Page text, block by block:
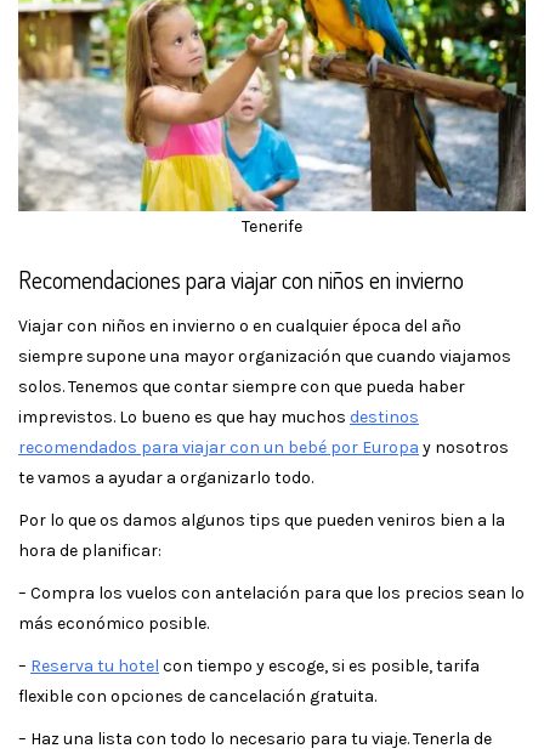
Tenerife
Recomendaciones para viajar con niños en invierno
Viajar con niños en invierno o en cualquier época del año
siempre supone una mayor organización que cuando viajamos
solos. Tenemos que contar siempre con que pueda haber
imprevistos. Lo bueno es que hay muchos destinos
recomendados para viajar con un bebé por Europa y nosotros
te vamos a ayudar a organizarlo todo.
Por lo que os damos algunos tips que pueden veniros bien a la
hora de planificar:
– Compra los vuelos con antelación para que los precios sean lo
más económico posible.
– Reserva tu hotel con tiempo y escoge, si es posible, tarifa
flexible con opciones de cancelación gratuita.
– Haz una lista con todo lo necesario para tu viaje. Tenerla de